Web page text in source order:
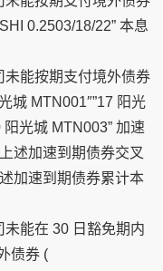
0.2503/18/22” 本息
未能按期支付境外债券
城 MTN001″”17 阳光
阳光城 MTN003” 加速
述加速到期债券交叉
加速到期债券累计本
能在 30 日豁免期内
债券 (